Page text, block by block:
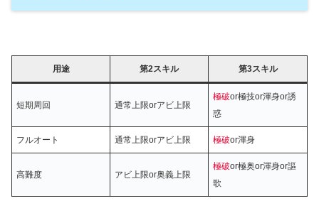
用途 第2スキル 第3スキル
短期周回 通常上限orアビ上限
極破or極技or渾身or誘
惑
フルオート 通常上限orアビ上限 極破or渾身
高難度 アビ上限or奥義上限
極破or極奥or渾身or謳
歌